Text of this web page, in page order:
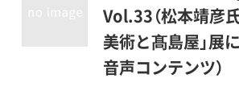
洋画「髙島屋と美
の床の間から視覚
へ―」原田平作1-4
Vol.33（松本靖彦
美術と髙島屋」展
音声コンテンツ）